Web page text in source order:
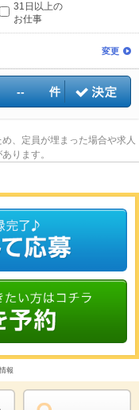
31日以上の
お仕事
変更
-- 件
、定員が埋まった場合や求人
ります。
報